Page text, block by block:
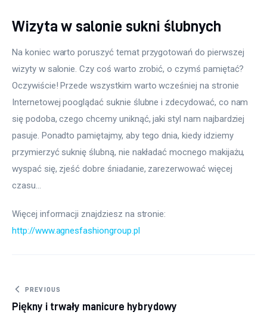
Wizyta w salonie sukni ślubnych
Na koniec warto poruszyć temat przygotowań do pierwszej
wizyty w salonie. Czy coś warto zrobić, o czymś pamiętać?
Oczywiście! Przede wszystkim warto wcześniej na stronie
Internetowej pooglądać suknie ślubne i zdecydować, co nam
się podoba, czego chcemy uniknąć, jaki styl nam najbardziej
pasuje. Ponadto pamiętajmy, aby tego dnia, kiedy idziemy
przymierzyć suknię ślubną, nie nakładać mocnego makijażu,
wyspać się, zjeść dobre śniadanie, zarezerwować więcej
czasu…
Więcej informacji znajdziesz na stronie:
http://www.agnesfashiongroup.pl
Nawigacja wpisu
PREVIOUS
Piękny i trwały manicure hybrydowy